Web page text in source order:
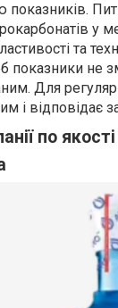
показників.
у
та
показники не
Для
і відповідає
по